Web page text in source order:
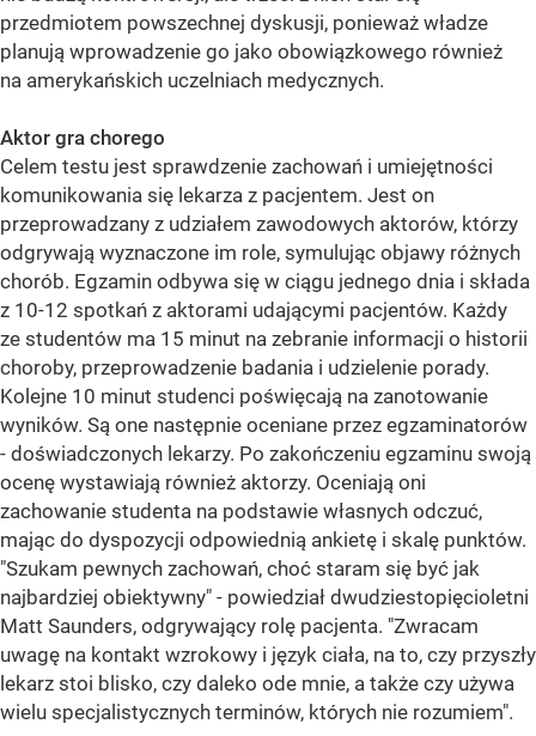
przedmiotem powszechnej dyskusji, ponieważ władze
planują wprowadzenie go jako obowiązkowego również
na amerykańskich uczelniach medycznych.
Aktor gra chorego
Celem testu jest sprawdzenie zachowań i umiejętności
komunikowania się lekarza z pacjentem. Jest on
przeprowadzany z udziałem zawodowych aktorów, którzy
odgrywają wyznaczone im role, symulując objawy różnych
chorób. Egzamin odbywa się w ciągu jednego dnia i składa
z 10-12 spotkań z aktorami udającymi pacjentów. Każdy
ze studentów ma 15 minut na zebranie informacji o historii
choroby, przeprowadzenie badania i udzielenie porady.
Kolejne 10 minut studenci poświęcają na zanotowanie
wyników. Są one następnie oceniane przez egzaminatorów
- doświadczonych lekarzy. Po zakończeniu egzaminu swoją
ocenę wystawiają również aktorzy. Oceniają oni
zachowanie studenta na podstawie własnych odczuć,
mając do dyspozycji odpowiednią ankietę i skalę punktów.
"Szukam pewnych zachowań, choć staram się być jak
najbardziej obiektywny" - powiedział dwudziestopięcioletni
Matt Saunders, odgrywający rolę pacjenta. "Zwracam
uwagę na kontakt wzrokowy i język ciała, na to, czy przyszły
lekarz stoi blisko, czy daleko ode mnie, a także czy używa
wielu specjalistycznych terminów, których nie rozumiem".